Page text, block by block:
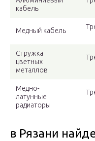
кабель
Медный кабель
Стружка
цветных
металлов
Медно-
латунные
радиаторы
в Рязани